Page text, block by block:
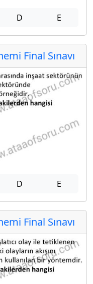
D E
Final Sınavı
D E
Final Sınavı